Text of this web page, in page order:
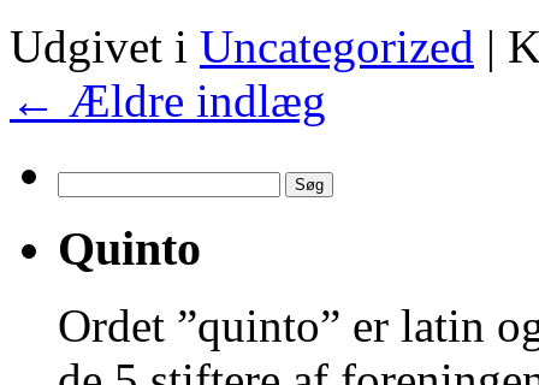
Udgivet i Uncategorized |
← Ældre indlæg
efter:
Quinto
Ordet ”quinto” er latin